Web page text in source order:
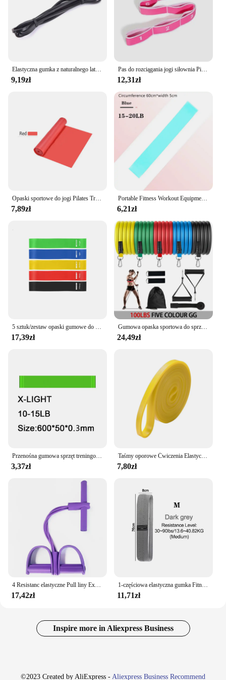
9,19zł
Pas do rozciągania jogi siłownia Pilates taniec opaska do rozciągania elastyczne opaski oporowe do jogi ćwiczenia domowe pasek do ciągnięcia pas Fitness Sport
12,31zł
7,89zł
Portable Fitness Workout Equipment Rubber Resistance Bands Gym Yoga Elastic Gum Strength Pilates Crossfit Women Weight Sports
6,21zł
5 sztuk/zestaw opaski gumowe do jogi kulturystyka opaski elastyczne Pilates siłownia opaski treningowe pas ekspanderowy sprzęt do ćwiczeń różowy
17,39zł
Gumowa opaska sportowa do sprzętu fitness Taśmy oporowe Elastyczna opaska do podciągania Trening ćwiczeń gimnastycznych Przenośne sporty ciała
24,49zł
Przenośna gumowa sprzęt treningowy Fitness taśmy oporowe siłownia do jogi elastyczna guma Pilates Crossfit dla kobiet
3,37zł
Taśmy oporowe Ćwiczenia Elastyczny trening Gumowa pętla Siła Gumka Siła Sprzęt do ćwiczeń Ekspander treningowy Unisex
7,80zł
4 Resistanc elastyczne Pull liny Exerciser Rower odporność na brzuch zespół domowa siłownia Sport szkolenia opaski elastyczne dla sprzęt do ćwiczeń
17,42zł
1-częściowa elastyczna gumka Fitness Joga Opaska oporowa Kombinezon Hip Expander Sport Siłownia Sprzęt fitness Panie Trening domowy
11,71zł
Inspire more in Aliexpress Business
©2023 Created by AliExpress - Aliexpress Business Recommend